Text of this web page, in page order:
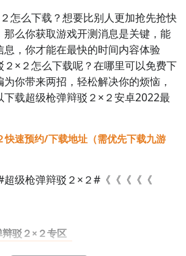
怎么下载？想要比别人更加抢先抢快
那么你获取游戏开测消息是关键，能
，你才能在最快的时间内容体验
×２怎么下载呢？在哪里可以免费下
你带来两招，轻松解决你的烦恼，
下载超级枪弹辩驳２×２安卓2022最
快速预约/下载地址（需优先下载九游
超级枪弹辩驳２×２#《《《《《
驳２×２专区